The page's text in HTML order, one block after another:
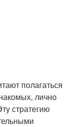
полагаться
лично
стратегию